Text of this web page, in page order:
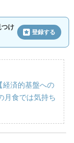
つけ
登録する
経済的基盤への
月食では気持ち